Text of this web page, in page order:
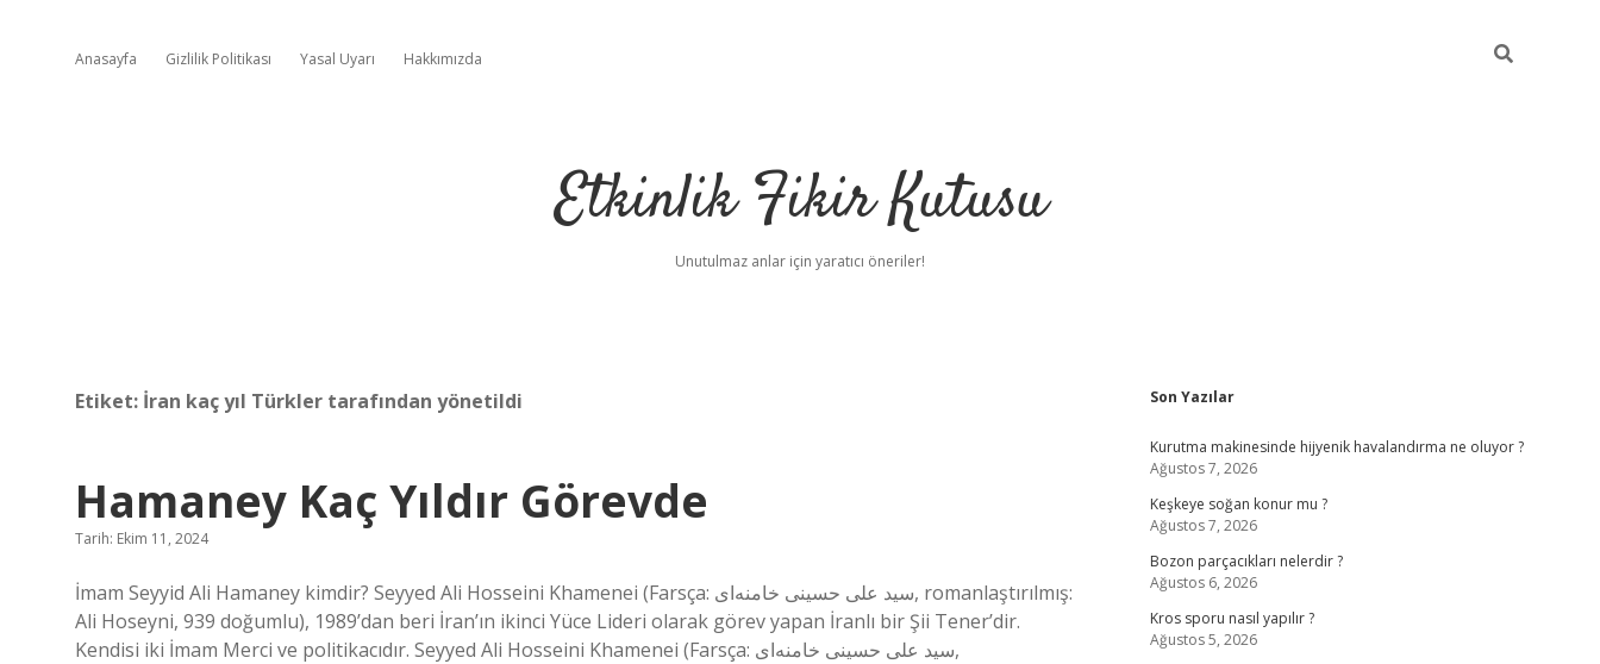
Anasayfa Gizlilik Politikası Yasal Uyarı Hakkımızda
Etkinlik Fikir Kutusu
Unutulmaz anlar için yaratıcı öneriler!
Etiket: İran kaç yıl Türkler tarafından yönetildi
Hamaney Kaç Yıldır Görevde
Tarih: Ekim 11, 2024
İmam Seyyid Ali Hamaney kimdir? Seyyed Ali Hosseini Khamenei (Farsça: سید علی حسینی خامنه‌ای, romanlaştırılmış:
Ali Hoseyni, 939 doğumlu), 1989’dan beri İran’ın ikinci Yüce Lideri olarak görev yapan İranlı bir Şii Tener’dir.
Kendisi iki İmam Merci ve politikacıdır. Seyyed Ali Hosseini Khamenei (Farsça: سید علی حسینی خامنه‌ای,
Sidebar
Son Yazılar
Kurutma makinesinde hijyenik havalandırma ne oluyor ?
Ağustos 7, 2026
Keşkeye soğan konur mu ?
Ağustos 7, 2026
Bozon parçacıkları nelerdir ?
Ağustos 6, 2026
Kros sporu nasıl yapılır ?
Ağustos 5, 2026